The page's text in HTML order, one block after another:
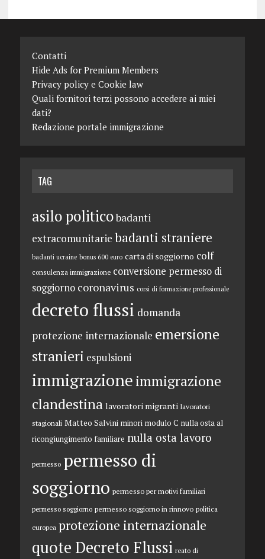
Contatti
Hide Ads for Premium Members
Privacy policy e Cookie law
Quali fornitori terzi possono accedere ai miei
dati?
Redazione portale immigrazione
TAG
asilo politicobadanti
extracomunitarie badanti straniere
badanti ucraine bonus 600 euro carta di soggiorno colf
consulenza immigrazione conversione permesso di
soggiorno coronavirus corsi di formazione professionale
decreto flussi domanda
protezione internazionale emersione
stranieri espulsioni
immigrazioneimmigrazione
clandestina lavoratori migranti lavoratori
stagionali Matteo Salvini minori modulo C nulla osta al
ricongiungimento familiare nulla osta lavoro
permesso permesso di
soggiorno permesso per motivi familiari
permesso soggiorno permesso soggiorno in rinnovo politica
europea protezione internazionale
quote Decreto Flussi reato di